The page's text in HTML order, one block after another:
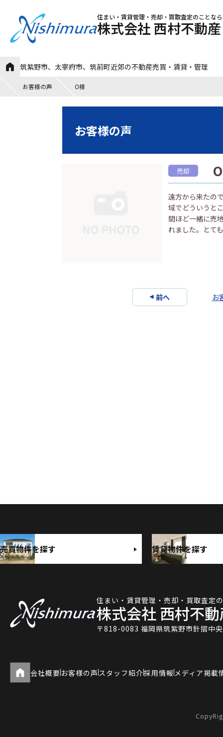
住まい・賃貸管理・売却・買取査定のことなら
株式会社 西村不動産
筑紫野市、太宰府市、筑前町近郊の不動産売買・賃貸・管理
お客様の声 O様
お客様の声
売却
遠方から来たの
域でどういうと
間ほど一緒に売
れました。とて
前へ お
売買物件を探す 賃貸物件を探す
住まい・賃貸管理・売却・買取査定
株式会社 西村不
〒818-0083 福岡県筑紫野市針摺中
会社概要 お客様の声 スタッフ紹介採用情報 メディア掲載